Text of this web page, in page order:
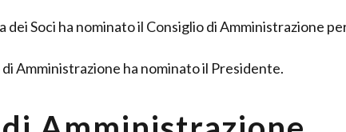
dei Soci ha nominato il Consiglio di Amministrazione
Amministrazione ha nominato il Presidente.